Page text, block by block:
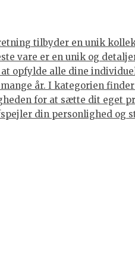
tilbyder en unik
vare er en unik og
opfylde alle dine
år. I kategorien
for at sætte dit eget
din personlighed